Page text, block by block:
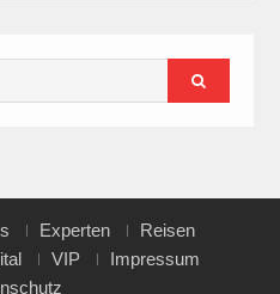
Experten
Reisen
VIP
Impressum